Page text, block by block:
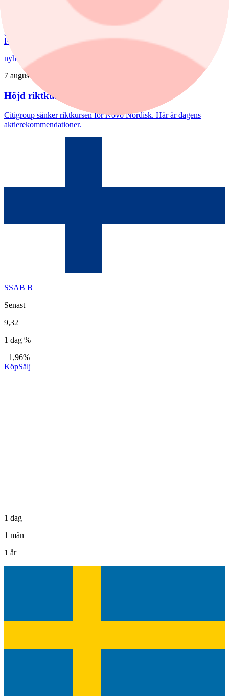
Priserna på bostadsrätter sjönk i juli medan villapriserna ökade.
Fritidshusmarknaden bjöd samtidigt på månadens tredbrott. "En
glädjande signal", menar Liza Nyberg, tf VD för Svensk
Fastighetsförmedling.
nyheter
Aktierekommendationer
7 augusti, 08:39
Höjd riktkurs för Nibe
Citigroup sänker riktkursen för Novo Nordisk. Här är dagens
aktierekommendationer.
SSAB B
Senast
9,32
1 dag %
−1,96%
KöpSälj
1 dag
1 mån
1 år